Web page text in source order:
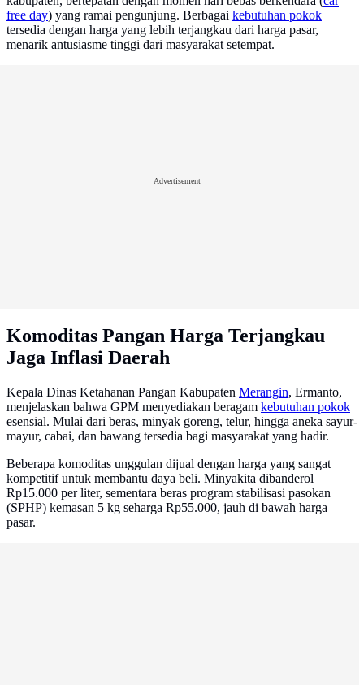
free day) yang ramai pengunjung. Berbagai kebutuhan pokok
tersedia dengan harga yang lebih terjangkau dari harga pasar,
menarik antusiasme tinggi dari masyarakat setempat.
Advertisement
Komoditas Pangan Harga Terjangkau
Jaga Inflasi Daerah
Kepala Dinas Ketahanan Pangan Kabupaten Merangin, Ermanto,
menjelaskan bahwa GPM menyediakan beragam kebutuhan pokok
esensial. Mulai dari beras, minyak goreng, telur, hingga aneka sayur-
mayur, cabai, dan bawang tersedia bagi masyarakat yang hadir.
Beberapa komoditas unggulan dijual dengan harga yang sangat
kompetitif untuk membantu daya beli. Minyakita dibanderol
Rp15.000 per liter, sementara beras program stabilisasi pasokan
(SPHP) kemasan 5 kg seharga Rp55.000, jauh di bawah harga
pasar.